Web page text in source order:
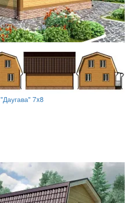
"Даугава" 7x8